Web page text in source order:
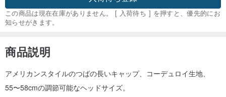
この商品は現在在庫がありません。 [ 入荷待ち ] を押すと、優先的にお
知らせがきます。
商品説明
アメリカンスタイルのつばの長いキャップ、コーデュロイ生地、
55〜58cmの調節可能なヘッドサイズ。